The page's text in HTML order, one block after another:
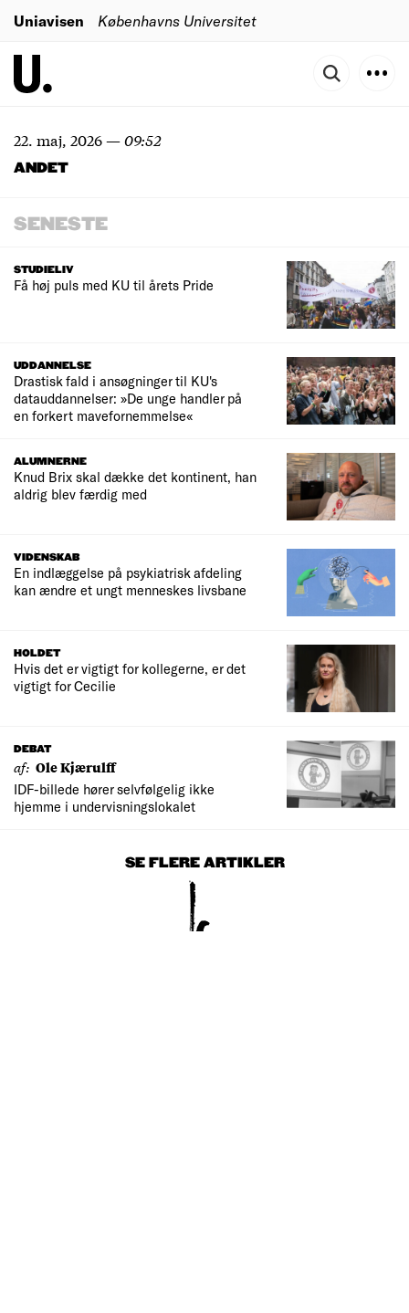
Uniavisen Københavns Universitet
22. maj, 2026—09:52
ANDET
SENESTE
STUDIELIV
Få høj puls med KU til årets Pride
UDDANNELSE
Drastisk fald i ansøgninger til KU's
datauddannelser: »De unge handler på
en forkert mavefornemmelse«
ALUMNERNE
Knud Brix skal dække det kontinent, han
aldrig blev færdig med
VIDENSKAB
En indlæggelse på psykiatrisk afdeling
kan ændre et ungt menneskes livsbane
HOLDET
Hvis det er vigtigt for kollegerne, er det
vigtigt for Cecilie
DEBAT
af: Ole Kjærulff
IDF-billede hører selvfølgelig ikke
hjemme i undervisningslokalet
SE FLERE ARTIKLER